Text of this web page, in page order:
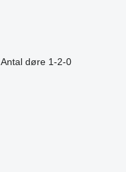
Antal døre 1-2-0